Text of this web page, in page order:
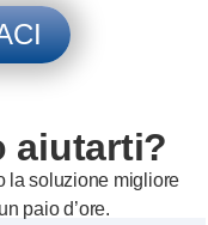
aiutarti?
la soluzione migliore
paio d’ore.